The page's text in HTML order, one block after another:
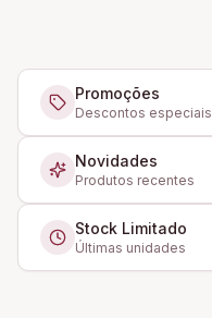
Promoções
Descontos especiais
Novidades
Produtos recentes
Stock Limitado
Últimas unidades